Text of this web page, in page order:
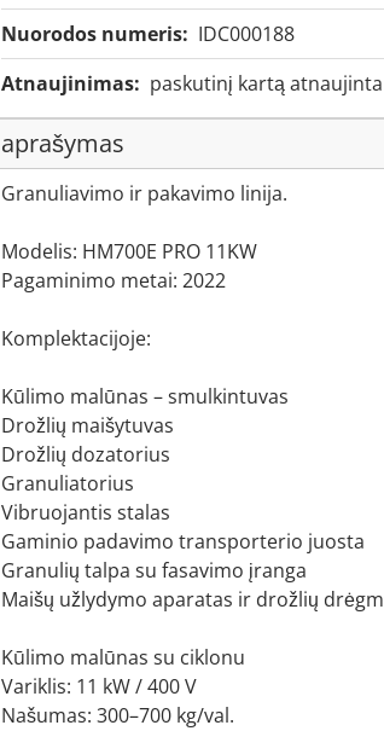
Nuorodos numeris: IDC000188
Atnaujinimas: paskutinį kartą atnaujinta
aprašymas
Granuliavimo ir pakavimo linija.
Modelis: HM700E PRO 11KW
Pagaminimo metai: 2022
Komplektacijoje:
Kūlimo malūnas – smulkintuvas
Drožlių maišytuvas
Drožlių dozatorius
Granuliatorius
Vibruojantis stalas
Gaminio padavimo transporterio juosta
Granulių talpa su fasavimo įranga
Maišų užlydymo aparatas ir drožlių
Kūlimo malūnas su ciklonu
Variklis: 11 kW / 400 V
Našumas: 300–700 kg/val.